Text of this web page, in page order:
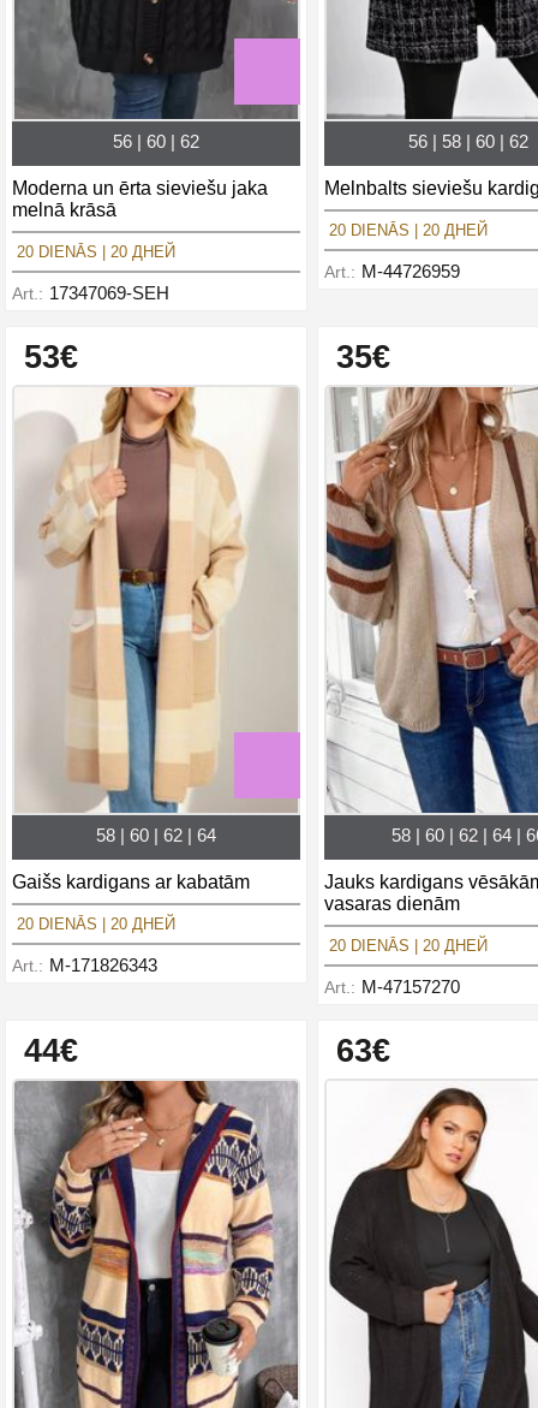
56 | 60 | 62
Moderna un ērta sieviešu jaka
melnā krāsā
20 DIENĀS | 20 ДНЕЙ
Art.: 17347069-SEH
56 | 58 | 60 | 62
Melnbalts sieviešu
20 DIENĀS | 20 ДНЕЙ
Art.: M-44726959
53€
58 | 60 | 62 | 64
Gaišs kardigans ar kabatām
20 DIENĀS | 20 ДНЕЙ
Art.: M-171826343
35€
58 | 60 | 62 | 64 |
Jauks kardigans
vasaras dienām
20 DIENĀS | 20 ДНЕЙ
Art.: M-47157270
44€ 63€